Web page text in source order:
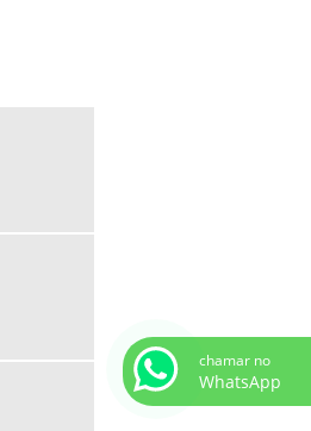
chamar no
WhatsApp